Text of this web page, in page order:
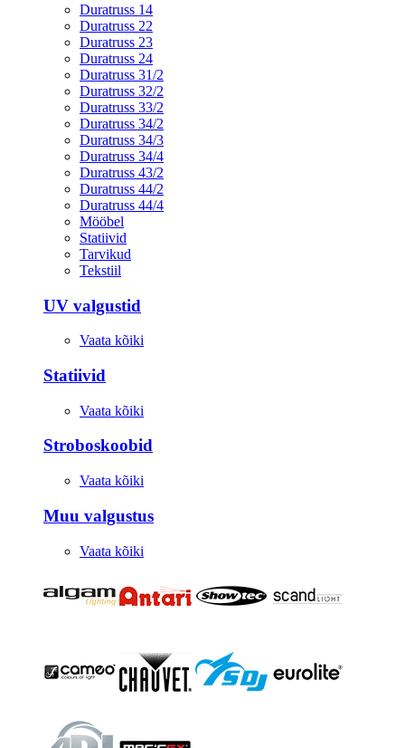
Duratruss 14
Duratruss 22
Duratruss 23
Duratruss 24
Duratruss 31/2
Duratruss 32/2
Duratruss 33/2
Duratruss 34/2
Duratruss 34/3
Duratruss 34/4
Duratruss 43/2
Duratruss 44/2
Duratruss 44/4
Mööbel
Statiivid
Tarvikud
Tekstiil
UV valgustid
Vaata kõiki
Statiivid
Vaata kõiki
Stroboskoobid
Vaata kõiki
Muu valgustus
Vaata kõiki